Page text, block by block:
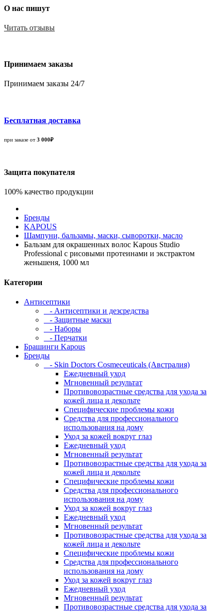
О нас пишут
Читать отзывы
Принимаем заказы
Принимаем заказы 24/7
Бесплатная доставка
при заказе от 3 000₽
Защита покупателя
100% качество продукции
Бренды
KAPOUS
Шампуни, бальзамы, маски, сыворотки, масло
Бальзам для окрашенных волос Kapous Studio
Professional с рисовыми протеинами и экстрактом
женьшеня, 1000 мл
Категории
Антисептики
- Антисептики и дезсредства
- Защитные маски
- Наборы
- Перчатки
Брашинги Kapous
Бренды
- Skin Doctors Cosmeceuticals (Австралия)
Ежедневный уход
Мгновенный результат
Противовозрастные средства для ухода за
кожей лица и декольте
Специфические проблемы кожи
Средства для профессионального
использования на дому
Уход за кожей вокруг глаз
Ежедневный уход
Мгновенный результат
Противовозрастные средства для ухода за
кожей лица и декольте
Специфические проблемы кожи
Средства для профессионального
использования на дому
Уход за кожей вокруг глаз
Ежедневный уход
Мгновенный результат
Противовозрастные средства для ухода за
кожей лица и декольте
Специфические проблемы кожи
Средства для профессионального
использования на дому
Уход за кожей вокруг глаз
Ежедневный уход
Мгновенный результат
Противовозрастные средства для ухода за